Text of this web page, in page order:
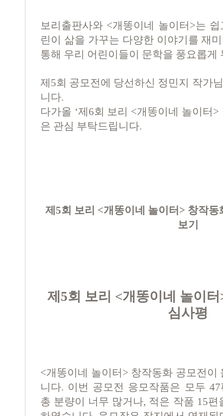
보리출판사와 <개똥이네 놀이터 >는 쉽
린이 삶을 가꾸는 다양한 이야기를 재
통해 우리 어린이들이 문학을 풍요롭게
제5회 공모전에 당선하신 정민지 작가
니다.
다가올 ‘제6회 보리 <개똥이네 놀이터 >
은 관심 부탁드립니다.
제 5회 보리 <개똥이네 놀이터 > 창작동
보기
제 5회 보리 <개똥이네 놀이터
심사평
<개똥이네 놀이터 > 창작동화 공모전이
니다. 이번 공모전 응모작품은 모두 47
총 분량이 너무 많거나, 적은 작품 15편